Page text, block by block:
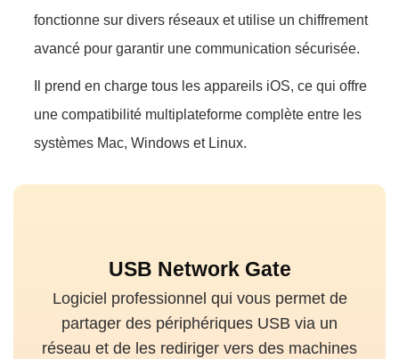
fonctionne sur divers réseaux et utilise un chiffrement
avancé pour garantir une communication sécurisée.
Il prend en charge tous les appareils iOS, ce qui offre
une compatibilité multiplateforme complète entre les
systèmes Mac, Windows et Linux.
USB Network Gate
Logiciel professionnel qui vous permet de
partager des périphériques USB via un
réseau et de les rediriger vers des machines